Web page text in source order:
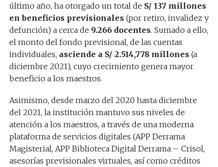
último año, ha otorgado un total de S/ 137 millones
en beneficios previsionales (por retiro, invalidez y
defunción) a cerca de 9.266 docentes. Sumado a ello,
el monto del fondo previsional, de las cuentas
individuales, asciende a S/ 2.514,778 millones (a
diciembre 2021), cuyo crecimiento genera mayor
beneficio a los maestros.
Asimismo, desde marzo del 2020 hasta diciembre
del 2021, la institución mantuvo sus niveles de
atención a los maestros, a través de una moderna
plataforma de servicios digitales (APP Derrama
Magisterial, APP Biblioteca Digital Derrama – Crisol,
asesorías previsionales virtuales, así como créditos